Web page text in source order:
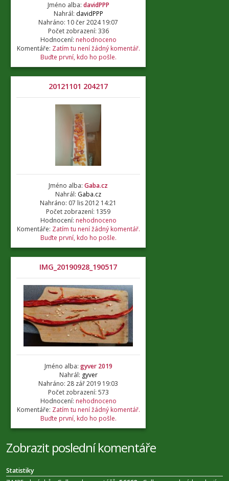
Jméno alba: davidPPP
Nahrál: davidPPP
Nahráno: 10 čer 2024 19:07
Počet zobrazení: 336
Hodnocení: nehodnoceno
Komentáře: Zatím tu není žádný komentář.
Buďte první, kdo ho pošle.
20121101 204217
Jméno alba: Gaba.cz
Nahrál: Gaba.cz
Nahráno: 07 lis 2012 14:21
Počet zobrazení: 1359
Hodnocení: nehodnoceno
Komentáře: Zatím tu není žádný komentář.
Buďte první, kdo ho pošle.
IMG_20190928_190517
Jméno alba: gyver 2019
Nahrál: gyver
Nahráno: 28 zář 2019 19:03
Počet zobrazení: 573
Hodnocení: nehodnoceno
Komentáře: Zatím tu není žádný komentář.
Buďte první, kdo ho pošle.
Zobrazit poslední komentáře
Statistiky